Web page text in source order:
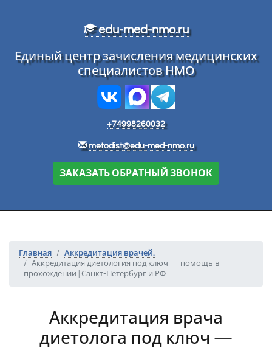
edu-med-nmo.ru
Единый центр зачисления медицинских
специалистов НМО
+74998260032
metodist@edu-med-nmo.ru
ЗАКАЗАТЬ ОБРАТНЫЙ ЗВОНОК
Главная
Аккредитация врачей.
Аккредитация диетология под ключ — помощь в
прохождении | Санкт-Петербург и РФ
Аккредитация врача
диетолога под ключ —